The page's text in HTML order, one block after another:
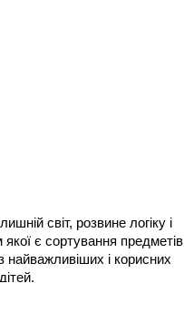
світ, розвине логіку і
є сортування предметів
найважливіших і корисних